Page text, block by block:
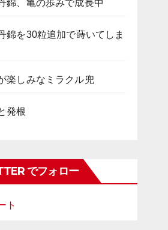
錦、亀の歩みで成長中
錦を30粒追加で蒔いてしま
楽しみなミラクル兜
発根
でフォロー
ト